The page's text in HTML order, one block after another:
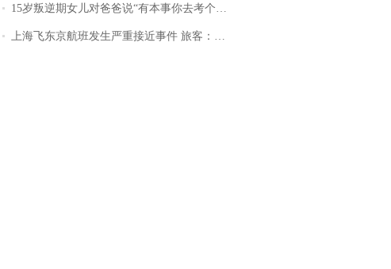
15岁叛逆期女儿对爸爸说“有本事你去考个研究生”，44岁职场“老登”一战上岸“985”；父亲坦言拒绝空想，常年保持每月读6本书的习惯
上海飞东京航班发生严重接近事件 旅客：正常下降后突然拉升，下飞机时都不知险些撞机